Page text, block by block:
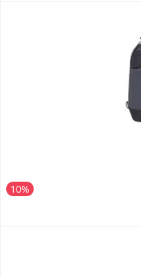
10%